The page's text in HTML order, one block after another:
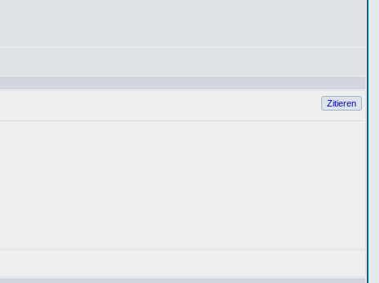
Zitieren